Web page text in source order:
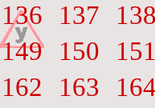
136 137
149 150
162 163